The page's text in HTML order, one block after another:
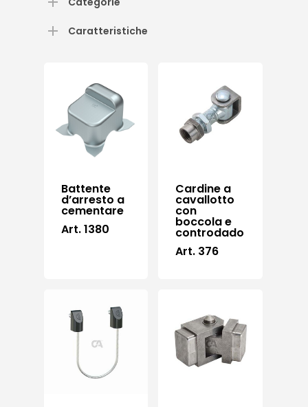
Caratteristiche
Battente
d’arresto a
cementare
Art. 1380
Cardine a
cavallotto
con
boccola e
controdado
Art. 376